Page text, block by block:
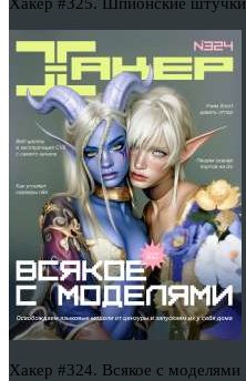
Хакер #324. Всякое с моделями